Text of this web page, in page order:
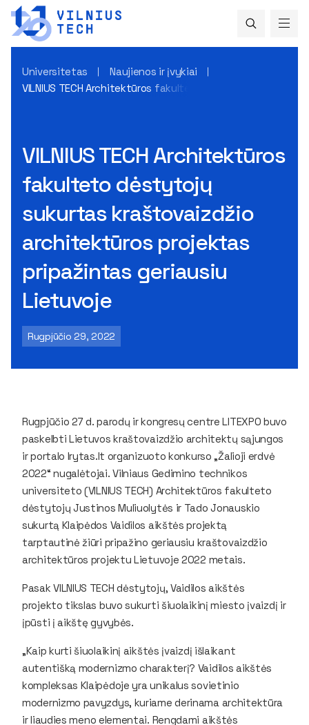
Universitetas
Naujienos ir įvykiai
VILNIUS TECH Architektūros fakulteto dėstytojų
VILNIUS TECH Architektūros
fakulteto dėstytojų
sukurtas kraštovaizdžio
architektūros projektas
pripažintas geriausiu
Lietuvoje
Rugpjūčio 29, 2022
Rugpjūčio 27 d. parodų ir kongresų centre LITEXPO buvo
paskelbti Lietuvos kraštovaizdžio architektų sąjungos
ir portalo lrytas.lt organizuoto konkurso „Žalioji erdvė
2022“ nugalėtojai. Vilniaus Gedimino technikos
universiteto (VILNIUS TECH) Architektūros fakulteto
dėstytojų Justinos Muliuolytės ir Tado Jonauskio
sukurtą Klaipėdos Vaidilos aikštės projektą
tarptautinė žiūri pripažino geriausiu kraštovaizdžio
architektūros projektu Lietuvoje 2022 metais.
Pasak VILNIUS TECH dėstytojų, Vaidilos aikštės
projekto tikslas buvo sukurti šiuolaikinį miesto įvaizdį ir
įpūsti į aikštę gyvybės.
„Kaip kurti šiuolaikinį aikštės įvaizdį išlaikant
autentišką modernizmo charakterį? Vaidilos aikštės
kompleksas Klaipėdoje yra unikalus sovietinio
modernizmo pavyzdys, kuriame derinama architektūra
ir liaudies meno elementai. Rengdami aikštės